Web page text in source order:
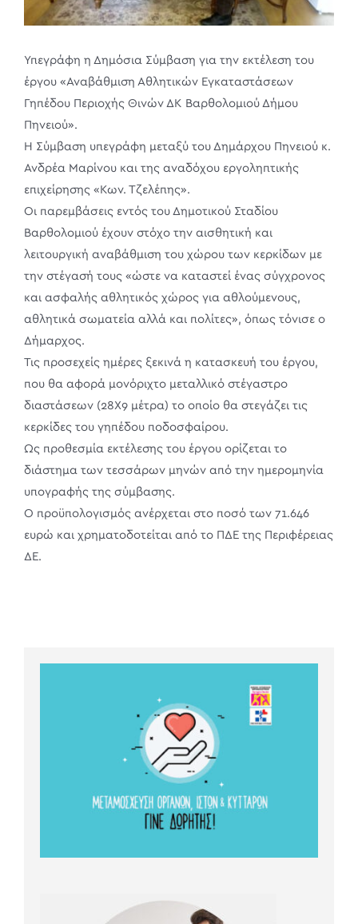
Υπεγράφη η Δημόσια Σύμβαση για την εκτέλεση του
έργου «Αναβάθμιση Αθλητικών Εγκαταστάσεων
Γηπέδου Περιοχής Θινών ΔΚ Βαρθολομιού Δήμου
Πηνειού».
Η Σύμβαση υπεγράφη μεταξύ του Δημάρχου Πηνειού κ.
Ανδρέα Μαρίνου και της αναδόχου εργοληπτικής
επιχείρησης «Κων. Τζελέπης».
Οι παρεμβάσεις εντός του Δημοτικού Σταδίου
Βαρθολομιού έχουν στόχο την αισθητική και
λειτουργική αναβάθμιση του χώρου των κερκίδων με
την στέγασή τους «ώστε να καταστεί ένας σύγχρονος
και ασφαλής αθλητικός χώρος για αθλούμενους,
αθλητικά σωματεία αλλά και πολίτες», όπως τόνισε ο
Δήμαρχος.
Τις προσεχείς ημέρες ξεκινά η κατασκευή του έργου,
που θα αφορά μονόριχτο μεταλλικό στέγαστρο
διαστάσεων (28Χ9 μέτρα) το οποίο θα στεγάζει τις
κερκίδες του γηπέδου ποδοσφαίρου.
Ως προθεσμία εκτέλεσης του έργου ορίζεται το
διάστημα των τεσσάρων μηνών από την ημερομηνία
υπογραφής της σύμβασης.
Ο προϋπολογισμός ανέρχεται στο ποσό των 71.646
ευρώ και χρηματοδοτείται από το ΠΔΕ της Περιφέρειας
ΔΕ.